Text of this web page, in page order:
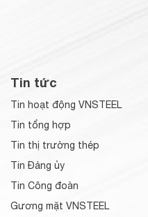
Tin tức
Tin hoạt động VNSTEEL
Tin tổng hợp
Tin thị trường thép
Tin Đảng ủy
Tin Công đoàn
Gương mặt VNSTEEL